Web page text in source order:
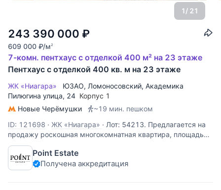
1/ 21
243 390 000 ₽
609 000 ₽/м2
7-комн. пентхаус с отделкой 400 м² на 23 этаже
Пентхаус с отделкой 400 кв. м на 23 этаже
ЖК «Ниагара» ЮЗАО, Ломоносовский, Академика
Пилюгина улица, 24 Корпус 1
Новые Черёмушки
~19 мин. пешком
ID: 121698 · ЖК «Ниагара» · Лот: 54213. Предлагается на
продажу роскошная многокомнатная квартира, площадью
400 кв.м в современном доме на Юго-Западе Москвы.
Планировка: гостиная, кухня-столовая, пять спален,
четыре полноценных санузла, раздельный санузел,
Point Estate
Получена аккредитация